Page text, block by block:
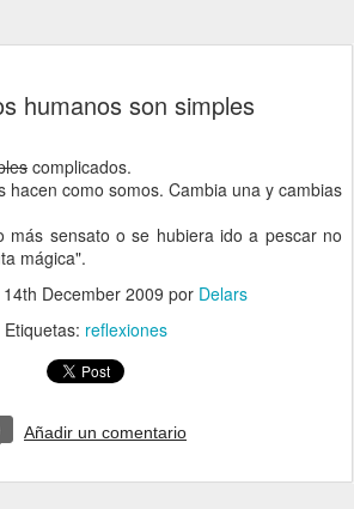
humanos son simples
complicados.
hacen como somos. Cambia una y cambias
más sensato o se hubiera ido a pescar no
mágica".
14th December 2009 por Delars
Etiquetas: reflexiones
Añadir un comentario